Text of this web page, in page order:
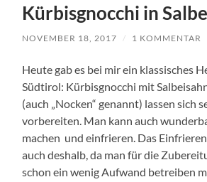
Kürbisgnocchi in
NOVEMBER 18, 2017 / 1 KOMMENTAR
Heute gab es bei mir ein klassisches
Südtirol: Kürbisgnocchi mit
(auch „Nocken“ genannt) lassen sich
vorbereiten. Man kann auch
machen und einfrieren. Das
auch deshalb, da man für die
schon ein wenig Aufwand betreiben